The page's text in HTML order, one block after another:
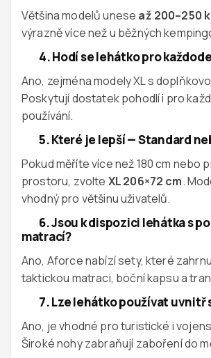
Většina modelů unese až 200–250
výrazně více než u běžných
4. Hodí se lehátko pro
Ano, zejména modely XL s
Poskytují dostatek pohodlí i pro
používání.
5. Které je lepší — Standard
Pokud měříte více než 180 cm nebo
prostoru, zvolte XL 206×72 cm.
vhodný pro většinu uživatelů.
6. Jsou k dispozici lehátka s
matrací?
Ano, Aforce nabízí sety, které
taktickou matraci, boční kapsu a
7. Lze lehátko používat uvnitř
Ano, je vhodné pro turistické i
Široké nohy zabraňují zaboření do